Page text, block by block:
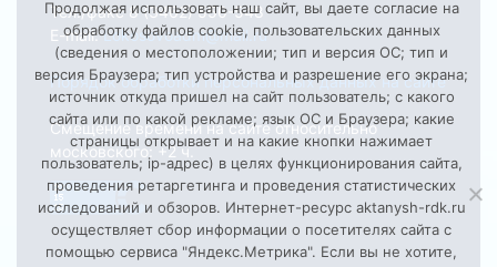
Тел./факс 8 (3462) 550-548
E-mail:Lokosovoadm@mail.ru
Порядок обработки персональных данных на сайте
Смещение времени на сайте относительно
московского: +2 ч.
Продолжая использовать наш сайт, вы даете согласие на
обработку файлов cookie, пользовательских данных
(сведения о местоположении; тип и версия ОС; тип и
версия Браузера; тип устройства и разрешение его экрана;
источник откуда пришел на сайт пользователь; с какого
сайта или по какой рекламе; язык ОС и Браузера; какие
страницы открывает и на какие кнопки нажимает
пользователь; ip-адрес) в целях функционирования сайта,
проведения ретаргетинга и проведения статистических
исследований и обзоров. Интернет-ресурс aktanysh-rdk.ru
осуществляет сбор информации о посетителях сайта с
помощью сервиса "Яндекс.Метрика". Если вы не хотите,